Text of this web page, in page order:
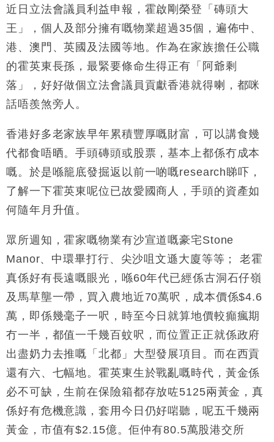
勞工一年
12:11
中國｜強颱風「白海豚」殘渦北上 上海取消逾900班
18:31
47仙
17:33
財經｜滙豐上調香港今年GDP預測至4.5% 看好貿易
及消費表現
損失近6900萬元
16:05
財經｜日經失守6.5萬點後回穩 全周仍升近2%
財經｜恒隆10月換帥 玩具「反」斗城亞洲CEO蔡德
粦接任
15:11
財經｜韓股反覆波動收跌 連挫7周創逾3年最長跌勢
13:44
財經｜內地7月美元計價出口增近24%勝預期 貿易順
差達1125億美元
近日立法會議員利益申報，霍啟剛榮登「磚頭大
王」，個人及部分擁有嘅物業超過35個，遍佈中、
港、澳門、英國及法國等地。作為在家族擔任公職
的霍英東長孫，最緊要條命生得正有「阿爺剩
落」，好好做個立法會議員貢獻香港就得喇，都咪
話唔羨煞旁人。
香港好多老家族早年累積豐厚嘅財富，可以講食幾
代都食唔晒。手頭磚頭或股票，基本上都係冇成本
嘅。於是喺籠底發掘返以前一啲嘅research睇吓，
了解一下霍英東呢位已故愛國商人，手頭的資產如
何隨年月升值。
眾所週知，霍家嘅物業有沙宣道嘅豪宅Stone
Manor、中環畢打行、尖沙咀文遜大廈等等； 老霍
真係好有長遠嘅眼光，喺60年代已經係古洞石仔嶺
及馬草壟一帶，買入農地近70萬呎，成本價係$4.6
萬，即係幾毫子一呎，時至今日就算地價較癲瘋期
冇一半，都值一千幾百蚊呎，而位置正正就係政府
出盡奶力去推嘅「北都」大型發展項目。而在西貢
還有六、七幅地。霍英東生於戰亂嘅時代，黃金係
必不可缺，生前在保險箱都存放咗5125兩黃金，真
係好有危機意識，套用今日仍好啱聽，呢五千幾兩
黃金，市值有$2.15億。佢仲有80.5萬股港交所